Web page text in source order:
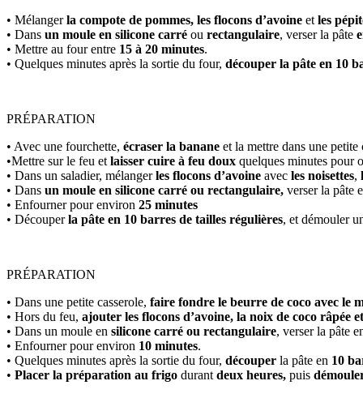
• Mélangerla compote de pommes, les flocons d’avoine et les
• Dans un moule en silicone carré ou rectangulaire, verser la pâte
• Mettre au four entre 15 à 20 minutes.
• Quelques minutes après la sortie du four, découper la pâte en 10
PRÉPARATION
• Avec une fourchette, écraser la banane et la mettre dans une petite
•Mettre sur le feu et laisser cuire à feu doux quelques minutes pour
• Dans un saladier, mélangerles flocons d’avoine avec les noisettes,
• Dans un moule en silicone carré ou rectangulaire, verser la pâte
• Enfourner pour environ 25 minutes
• Découperla pâte en 10 barres de tailles régulières, et démouler
PRÉPARATION
• Dans une petite casserole, faire fondre le beurre de coco avec le
• Hors du feu, ajouter les flocons d’avoine, la noix de coco râpée
• Dans un moule en silicone carré ou rectangulaire, verser la pâte
• Enfourner pour environ 10 minutes.
• Quelques minutes après la sortie du four, découper la pâte en 10
• Placer la préparation au frigo durant deux heures, puis